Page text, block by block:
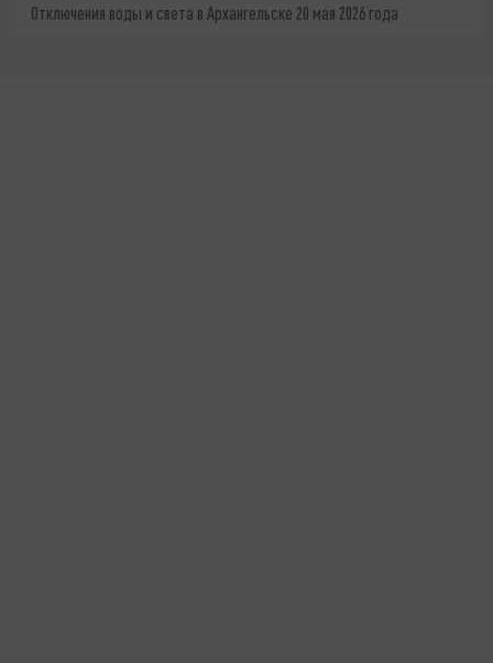
Отключения воды и света в Архангельске 20 мая 2026 года